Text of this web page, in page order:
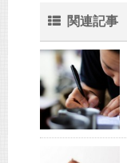
関連記事